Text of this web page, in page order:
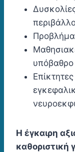
υπόβαθρο
Η έγκαιρη
καθοριστική